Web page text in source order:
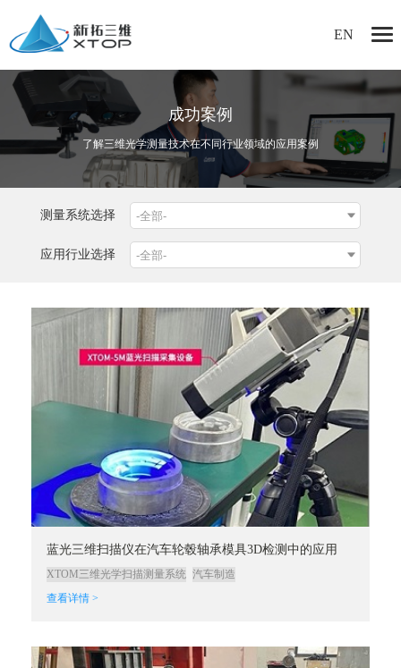
EN
成功案例
了解三维光学测量技术在不同行业领域的应用案例
测量系统选择
应用行业选择
蓝光三维扫描仪在汽车轮毂轴承模具3D检测中的应用
XTOM三维光学扫描测量系统 汽车制造
查看详情 >